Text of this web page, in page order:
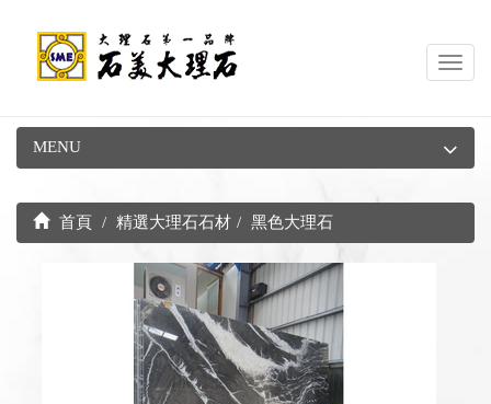
MENU
首頁 精選大理石石材 黑色大理石